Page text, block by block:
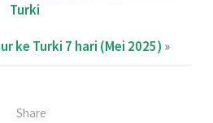
Share
Turki
ke Turki 7 hari (Mei 2025) »